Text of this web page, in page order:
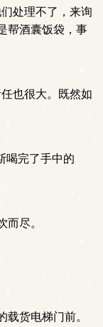
处理不了，来询
帮酒囊饭袋，事
也很大。既然如
喝完了手中的
尽。
货电梯门前。